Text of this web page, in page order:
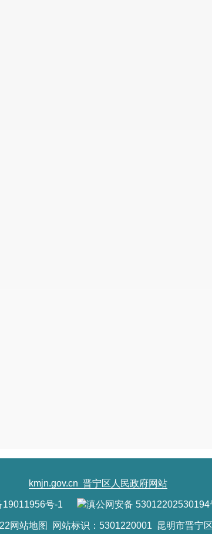
kmjn.gov.cn 晋宁区人民政府网站
19011956号-1 滇公网安备 53012202530194
网站地图 网站标识：5301220001 昆明市晋宁